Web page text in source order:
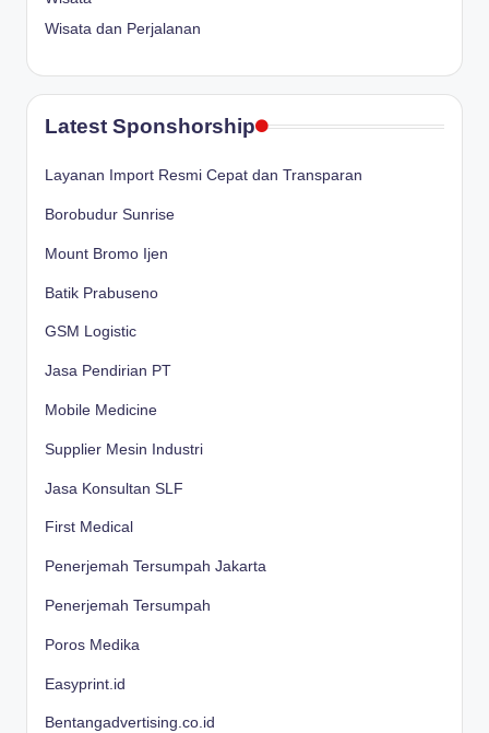
Wisata dan Perjalanan
Latest Sponshorship
Layanan Import Resmi Cepat dan Transparan
Borobudur Sunrise
Mount Bromo Ijen
Batik Prabuseno
GSM Logistic
Jasa Pendirian PT
Mobile Medicine
Supplier Mesin Industri
Jasa Konsultan SLF
First Medical
Penerjemah Tersumpah Jakarta
Penerjemah Tersumpah
Poros Medika
Easyprint.id
Bentangadvertising.co.id